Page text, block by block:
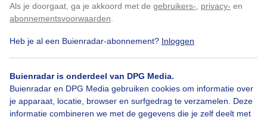
Als je doorgaat, ga je akkoord met de gebruikers- privacy- en
abonnementsvoorwaarden
Heb je al een Buienradar-abonnement? Inloggen
Buienradar is onderdeel van DPG Media.
Buienradar en DPG Media gebruiken cookies om informatie over
je apparaat, locatie, browser en surfgedrag te verzamelen. Deze
informatie combineren we met de gegevens die je zelf deelt met
Bekijk slideshow
Klik hierom dit aan te passen